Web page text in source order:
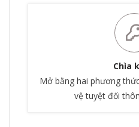
Chìa
Mở bằng hai phương
vệ tuyệt đối